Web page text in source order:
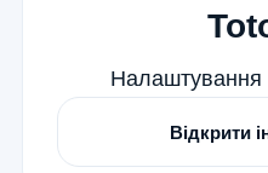
Налаштування
Відкрити